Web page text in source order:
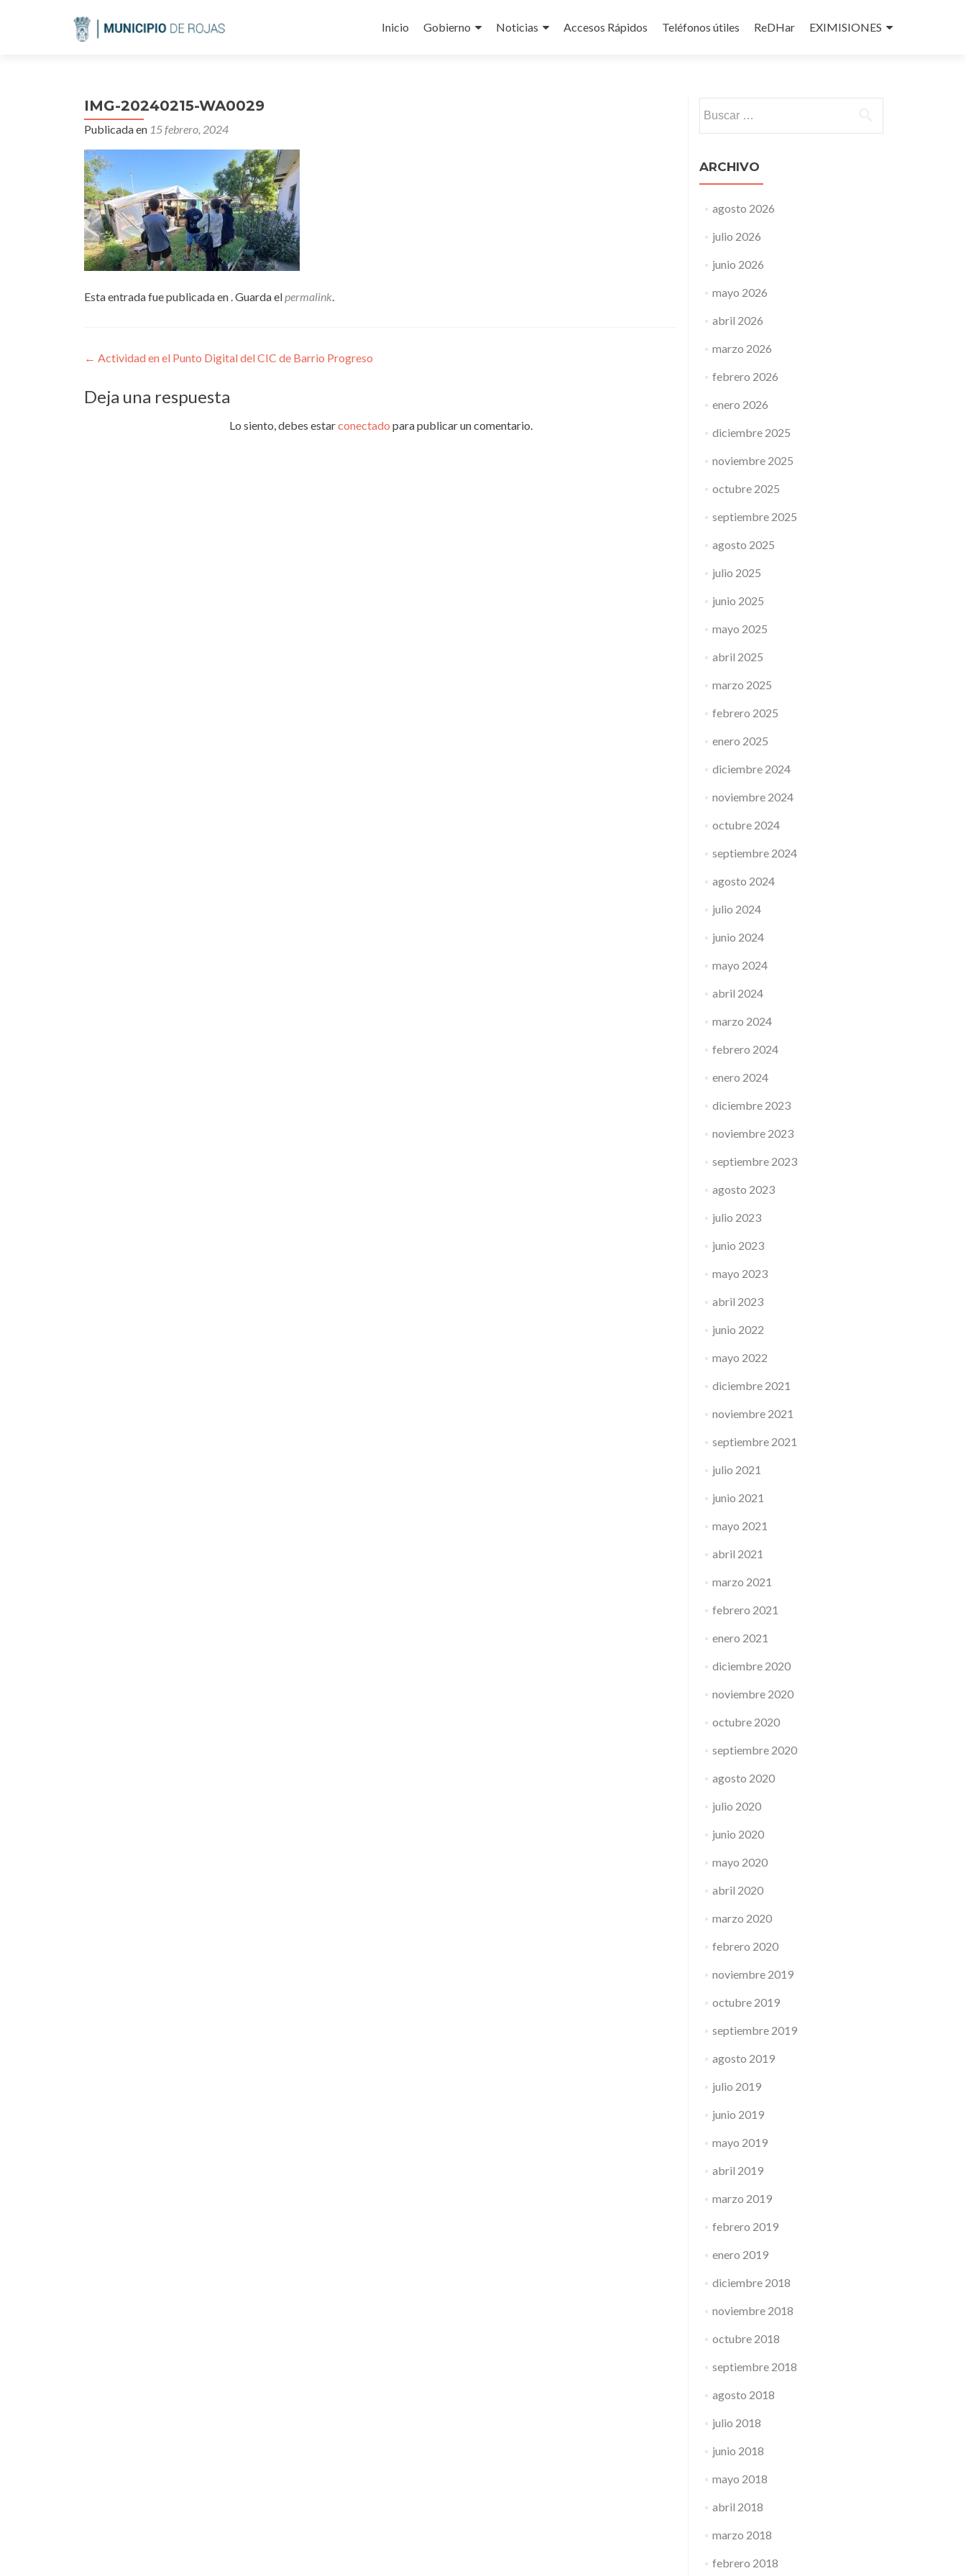
al
Inicio Gobierno Noticias Accesos Rápidos Teléfonos útiles ReDHar EXIMISIONES
IMG-20240215-WA0029
Publicada en 15 febrero, 2024
Esta entrada fue publicada en . Guarda elpermalink.
Navegación
de
entradas
← Actividad en el Punto Digital del CIC de Barrio Progreso
Deja una respuesta
Lo siento, debes estarconectado para publicar un comentario.
ARCHIVO
agosto 2026
julio 2026
junio 2026
mayo 2026
abril 2026
marzo 2026
febrero 2026
enero 2026
diciembre 2025
noviembre 2025
octubre 2025
septiembre 2025
agosto 2025
julio 2025
junio 2025
mayo 2025
abril 2025
marzo 2025
febrero 2025
enero 2025
diciembre 2024
noviembre 2024
octubre 2024
septiembre 2024
agosto 2024
julio 2024
junio 2024
mayo 2024
abril 2024
marzo 2024
febrero 2024
enero 2024
diciembre 2023
noviembre 2023
septiembre 2023
agosto 2023
julio 2023
junio 2023
mayo 2023
abril 2023
junio 2022
mayo 2022
diciembre 2021
noviembre 2021
septiembre 2021
julio 2021
junio 2021
mayo 2021
abril 2021
marzo 2021
febrero 2021
enero 2021
diciembre 2020
noviembre 2020
octubre 2020
septiembre 2020
agosto 2020
julio 2020
junio 2020
mayo 2020
abril 2020
marzo 2020
febrero 2020
noviembre 2019
octubre 2019
septiembre 2019
agosto 2019
julio 2019
junio 2019
mayo 2019
abril 2019
marzo 2019
febrero 2019
enero 2019
diciembre 2018
noviembre 2018
octubre 2018
septiembre 2018
agosto 2018
julio 2018
junio 2018
mayo 2018
abril 2018
marzo 2018
febrero 2018